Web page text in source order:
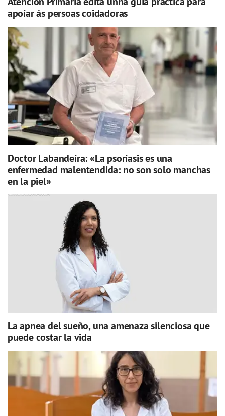
apoiar ás persoas coidadoras
Doctor Labandeira: «La psoriasis es una
enfermedad malentendida: no son solo manchas
en la piel»
La apnea del sueño, una amenaza silenciosa que
puede costar la vida